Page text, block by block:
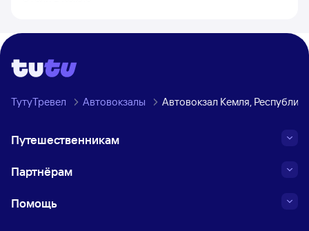
ТутуТревел Автовокзалы Автовокзал Кемля,
Путешественникам
Партнёрам
Помощь